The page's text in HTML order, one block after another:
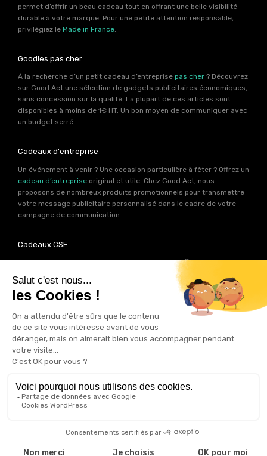
permet d’offrir un beau cadeau tout en offrant une belle visibilité
durable à votre marque. Pour une petite attention responsable,
privilégiez le Made in France.
Goodies pas cher
À la recherche d’un petit cadeau d’entreprise pas cher ? Découvrez
sur Good Act une sélection de gadgets publicitaires économiques,
sans concession sur la qualité. La plupart de ces articles sont
disponibles à moins de 1€ HT. Un bon moyen de communiquer avec
un budget serré.
Cadeaux d'entreprise
Un événement à venir ? Une occasion particulière à fêter ? Offrez un
cadeau d’entreprise original et utile. Chez Good Act, nous
proposons de nombreux produits promotionnels pour transmettre
votre message publicitaire personnalisé dans le cadre de votre
campagne de communication.
Cadeaux CSE
Découvrez une multitude d’idées de goodies à offrir à vos
collaborateurs. Les experts produits de Good Act ont déniché pour
votre CSEprès de 2000 références de cadeaux personnalisables.
Autant d’idées potentielles pour trouver le cadeau qui contribuera
Goodies RSE
Vous souhaitez communiquer en accord avec vos valeurs ? Ca
tombe bien ! Un grand nombre de produits présents sur Good Act
permet de trouver un goodies parfait pour votre campagne de
communication. Des produits fabriqués avec amour dans de